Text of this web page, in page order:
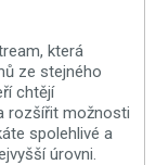
která
ze stejného
chtějí
rozšířit možnosti
spolehlivé a
úrovni.